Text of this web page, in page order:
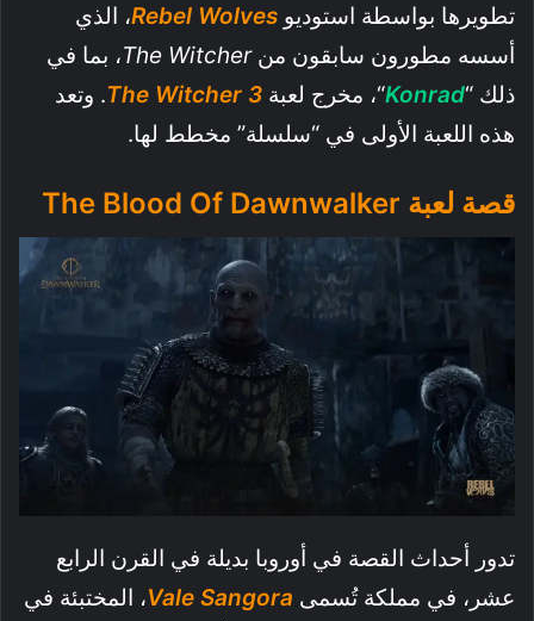
تطويرها بواسطة استوديو Rebel Wolves، الذي
أسسه مطورون سابقون منThe Witcher، بما في
ذلك “Konrad“، مخرج لعبة The Witcher 3. وتعد
هذه اللعبة الأولى في “سلسلة” مخطط لها.
قصة لعبة The Blood Of Dawnwalker
تدور أحداث القصة في أوروبا بديلة في القرن الرابع
عشر، في مملكة تُسمى Vale Sangora، المختبئة في